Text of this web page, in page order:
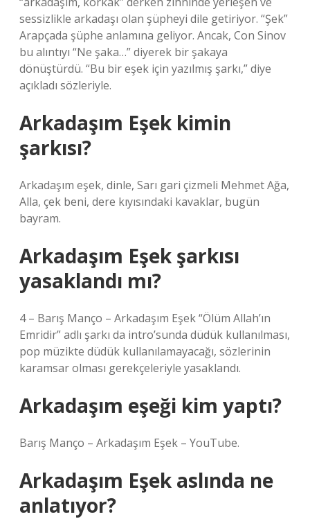
sessizlikle arkadaşı olan şüpheyi dile getiriyor. “Şek”
Arapçada şüphe anlamına geliyor. Ancak, Con Sinov
bu alıntıyı “Ne şaka…” diyerek bir şakaya
dönüştürdü. “Bu bir eşek için yazılmış şarkı,” diye
açıkladı sözleriyle.
Arkadaşım Eşek kimin
şarkısı?
Arkadaşım eşek, dinle, Sarı gari çizmeli Mehmet Ağa,
Alla, çek beni, dere kıyısındaki kavaklar, bugün
bayram.
Arkadaşım Eşek şarkısı
yasaklandı mı?
4 – Barış Manço – Arkadaşım Eşek “Ölüm Allah’ın
Emridir” adlı şarkı da intro’sunda düdük kullanılması,
pop müzikte düdük kullanılamayacağı, sözlerinin
karamsar olması gerekçeleriyle yasaklandı.
Arkadaşım eşeği kim yaptı?
Barış Manço – Arkadaşım Eşek – YouTube.
Arkadaşım Eşek aslında ne
anlatıyor?